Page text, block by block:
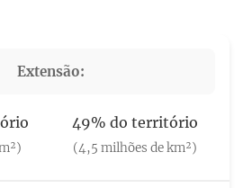
Extensão:
49% do território
(4,5 milhões de km²)